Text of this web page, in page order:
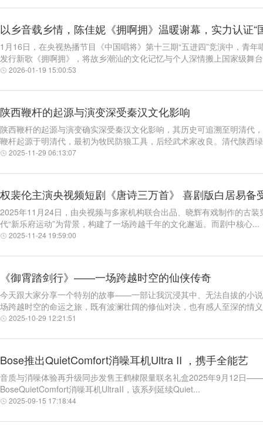
以乡音载乡情，陈佳妮《拥啊拥》温暖谢幕，实力认证“
1月16日，在央视热播节目《中国唱将》第十三期“五进四”竞演中，青
发行新歌《拥啊拥》，将故乡潮汕的文化记忆与个人深情搬上国家级舞
2026-01-19 15:00:53
陕西鞭杆的起源与演变深受秦汉文化影响
陕西鞭杆的起源与演变确实深受秦汉文化影响，其历史可追溯至明清代
鞭杆起源于明清代，最初为牧民防狼工具，后经武术家改良。清代陕西
2025-11-29 06:13:07
权裴伦主演央视频短剧《唐诗三万首》 喜剧版白居易备
2025年11月24日，由央视频与多家机构联合出品、晓辉有戏制作的古
代“新乐府运动”为背景，构建了一场跨越千年的文化邂逅。而剧中核心...
2025-11-24 19:59:00
《御霄踏剑行》——一场跨越时空的仙侠传奇
今天跟大家分享一个特别的故事——一部让我沉浸其中、无法自拔的小
场跨越时空的命运之旅，既有波澜壮阔的修仙对决，也有感人至深的情
2025-10-29 12:21:51
Bose推出QuietComfort消噪耳机Ultra II ，携手全能艺
音质与消噪体验再升级同步发售王鹤棣限量联名礼盒2025年9月12日
BoseQuietComfort消噪耳机UltraII，该系列延续Quiet...
2025-09-15 17:18:44